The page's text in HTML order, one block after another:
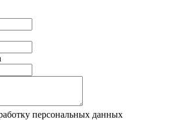
персональных данных